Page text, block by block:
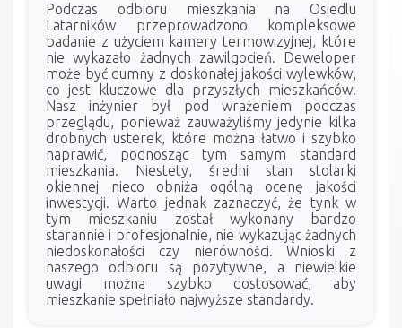
Podczas odbioru mieszkania na Osiedlu
Latarników przeprowadzono kompleksowe
badanie z użyciem kamery termowizyjnej, które
nie wykazało żadnych zawilgocień. Deweloper
może być dumny z doskonałej jakości wylewków,
co jest kluczowe dla przyszłych mieszkańców.
Nasz inżynier był pod wrażeniem podczas
przeglądu, ponieważ zauważyliśmy jedynie kilka
drobnych usterek, które można łatwo i szybko
naprawić, podnosząc tym samym standard
mieszkania. Niestety, średni stan stolarki
okiennej nieco obniża ogólną ocenę jakości
inwestycji. Warto jednak zaznaczyć, że tynk w
tym mieszkaniu został wykonany bardzo
starannie i profesjonalnie, nie wykazując żadnych
niedoskonałości czy nierówności. Wnioski z
naszego odbioru są pozytywne, a niewielkie
uwagi można szybko dostosować, aby
mieszkanie spełniało najwyższe standardy.